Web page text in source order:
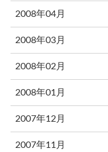
2008年04月
2008年03月
2008年02月
2008年01月
2007年12月
2007年11月